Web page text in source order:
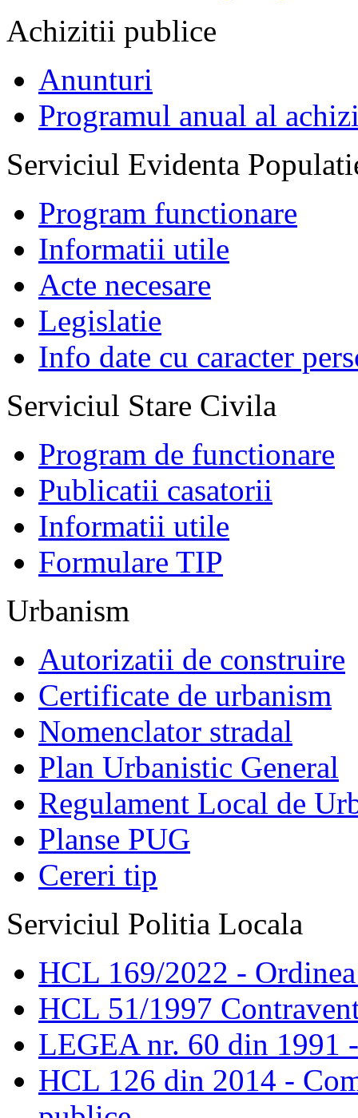
Achizitii publice
Anunturi
Programul anual al
Serviciul Evidenta
Program functionare
Informatii utile
Acte necesare
Legislatie
Info date cu caracter
Serviciul Stare Civila
Program de functionare
Publicatii casatorii
Informatii utile
Formulare TIP
Urbanism
Autorizatii de construire
Certificate de urbanism
Nomenclator stradal
Plan Urbanistic General
Regulament Local de
Planse PUG
Cereri tip
Serviciul Politia Locala
HCL 169/2022 -
HCL 51/1997
LEGEA nr. 60 din 1991
HCL 126 din 2014 -